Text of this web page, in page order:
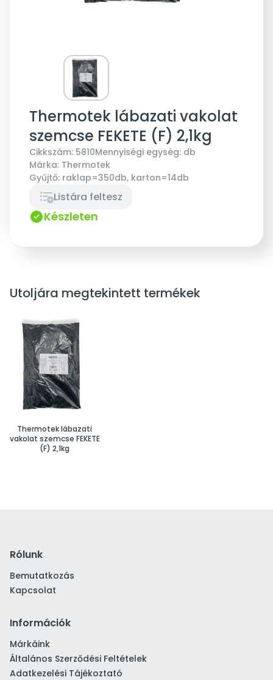
Thermotek lábazati vakolat
szemcse FEKETE (F) 2,1kg
Cikkszám: 5810Mennyiségi egység: db
Márka: Thermotek
Gyűjtő: raklap=350db, karton=14db
Listára feltesz
Készleten
Utoljára megtekintett termékek
Thermotek lábazati
vakolat szemcse FEKETE
(F) 2,1kg
Rólunk
Bemutatkozás
Kapcsolat
Információk
Márkáink
Általános Szerződési Feltételek
Adatkezelési Tájékoztató